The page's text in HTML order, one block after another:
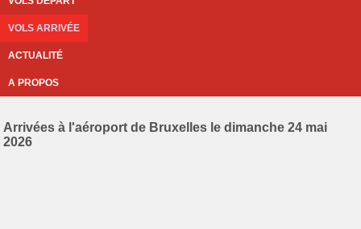
VOLS ARRIVÉE
ACTUALITÉ
A PROPOS
Arrivées à l'aéroport de Bruxelles le dimanche 24 mai
2026